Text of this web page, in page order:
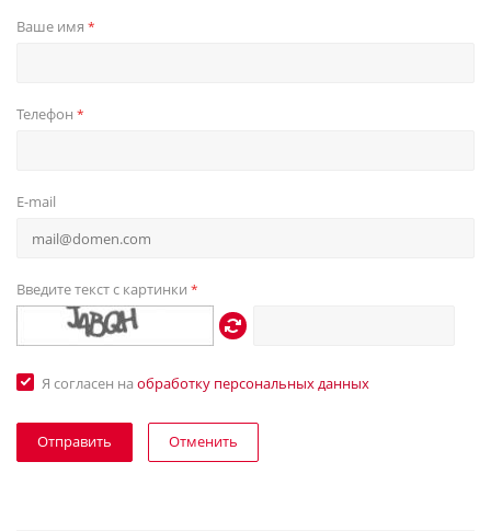
Ваше имя *
Телефон *
E-mail
Введите текст с картинки *
Я согласен на обработку персональных данных
Отменить